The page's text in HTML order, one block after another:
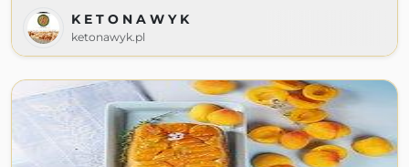
K E T O N A W Y K
ketonawyk.pl